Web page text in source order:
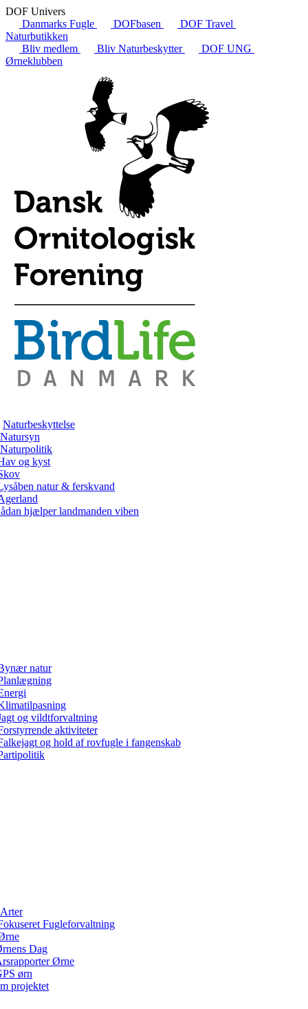
DOF Univers
Danmarks Fugle
DOFbasen
DOF Travel
Naturbutikken
Bliv medlem
Bliv Naturbeskytter
DOF UNG
Ørneklubben
Naturbeskyttelse
Natursyn
Naturpolitik
og kyst
natur & ferskvand
hjælper landmanden viben
natur
og vildtforvaltning
aktiviteter
og hold af rovfugle i fangenskab
Arter
Fugleforvaltning
Dag
Ørne
ørn
projektet